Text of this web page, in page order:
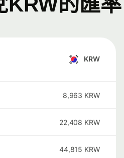
KRW
8,963 KRW
22,408 KRW
44,815 KRW